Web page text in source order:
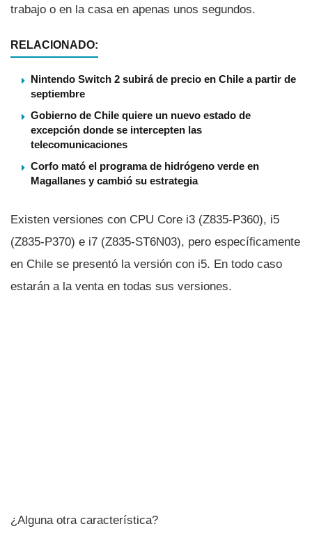
trabajo o en la casa en apenas unos segundos.
RELACIONADO:
Nintendo Switch 2 subirá de precio en Chile a partir de
septiembre
Gobierno de Chile quiere un nuevo estado de
excepción donde se intercepten las
telecomunicaciones
Corfo mató el programa de hidrógeno verde en
Magallanes y cambió su estrategia
Existen versiones con CPU Core i3 (Z835-P360), i5
(Z835-P370) e i7 (Z835-ST6N03), pero especí­ficamente
en Chile se presentó la versión con i5. En todo caso
estarán a la venta en todas sus versiones.
¿Alguna otra caracterí­stica?